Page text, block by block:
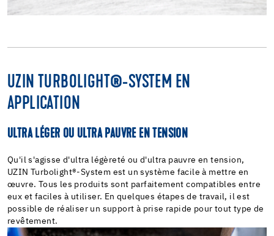
UZIN TURBOLIGHT®-SYSTEM EN
APPLICATION
ULTRA LÉGER OU ULTRA PAUVRE EN TENSION
Qu'il s'agisse d'ultra légèreté ou d'ultra pauvre en tension,
UZIN Turbolight®-System est un système facile à mettre en
œuvre. Tous les produits sont parfaitement compatibles entre
eux et faciles à utiliser. En quelques étapes de travail, il est
possible de réaliser un support à prise rapide pour tout type de
revêtement.